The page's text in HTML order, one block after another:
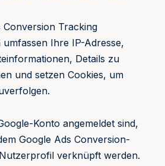
Conversion Tracking
Ihre IP-Adresse,
Details zu
und setzen Cookies, um
Konto angemeldet sind,
Google Ads Conversion-
verknüpft werden.